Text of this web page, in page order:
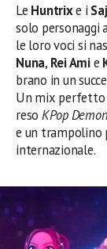
Le Huntrixe i
solo personaggi
le loro voci si
Nuna, Rei Amie
brano in un
Un mix perfetto
reso KPop
e un trampolino
internazionale.